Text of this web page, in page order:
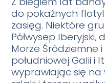
do pokaźnych
zasięg. Niektóre
Półwysep Iberyjski,
Morze Śródziemne
południowej Galii i
wyprawiając się na